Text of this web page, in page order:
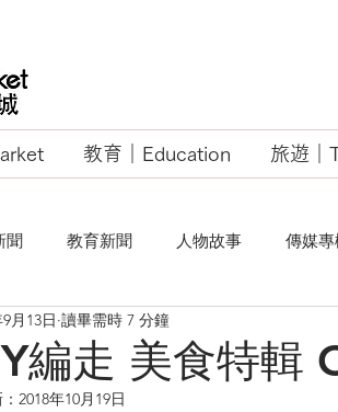
教育｜Education 旅遊｜
聞 教育新聞 人物故事 傳媒
編走 美食特輯
月13日 讀畢需時 7 分鐘
2018年10月19日